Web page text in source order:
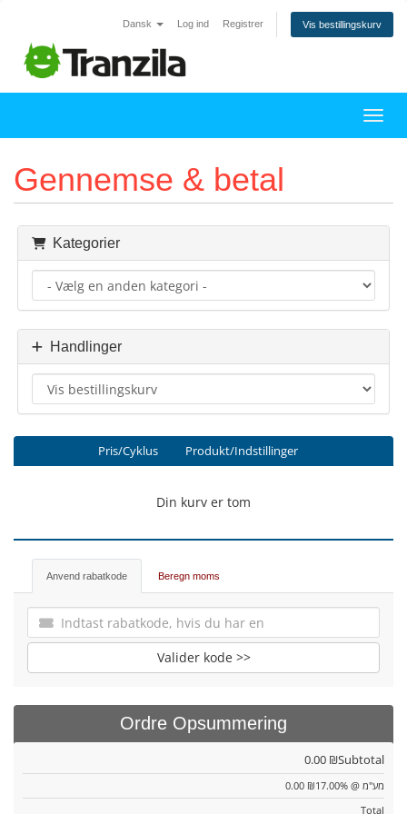
Dansk Log ind Registrer Vis bestillingskurv
Skift
Gennemse & betal
Kategorier
Handlinger
Produkt/Indstillinger
Pris/Cyklus
Din kurv er tom
Anvend rabatkode Beregn moms
Valider kode >>
Ordre Opsummering
Subtotal
0.00 ₪
מע"מ @ 17.00%
0.00 ₪
Total